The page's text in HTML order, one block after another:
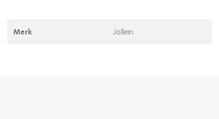
Merk Jollein